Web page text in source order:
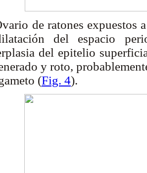
de ratones expuestos
del espacio
del epitelio
y roto,
(Fig. 4).